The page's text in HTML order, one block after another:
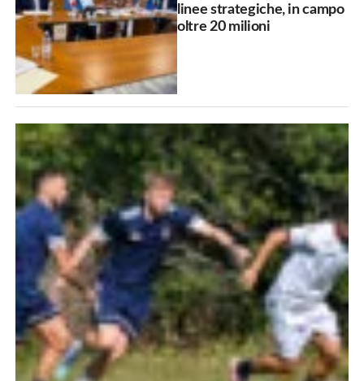
linee strategiche, in campo
oltre 20 milioni